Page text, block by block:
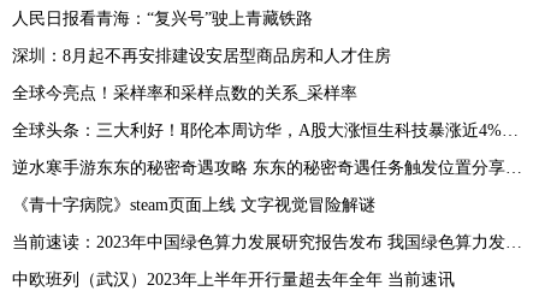
人民日报看青海：“复兴号”驶上青藏铁路
深圳：8月起不再安排建设安居型商品房和人才住房
全球今亮点！采样率和采样点数的关系_采样率
全球头条：三大利好！耶伦本周访华，A股大涨恒生科技暴涨近4%，人民币止跌
逆水寒手游东东的秘密奇遇攻略 东东的秘密奇遇任务触发位置分享[多图]
《青十字病院》steam页面上线 文字视觉冒险解谜
当前速读：2023年中国绿色算力发展研究报告发布 我国绿色算力发展态势良好
中欧班列（武汉）2023年上半年开行量超去年全年 当前速讯